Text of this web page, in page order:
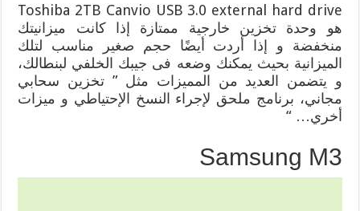
Toshiba 2TB Canvio USB 3.0 external hard drive
هو وحدة تخزين خارجية ممتازة إذا كانت ميزانيتك
منخفضة و إذا أردت أيضًا حجم صغير مناسب لتلك
الميزانية بحيث يمكنك وضعه فى جيبك الخلفي لبنطالك،
و يتضمن العديد من المميزات مثل ” تخزين سحابي
مجاني، برنامج ملحق لإجراء النسخ الإحتياطي و ميزات
أخري… “
Samsung M3